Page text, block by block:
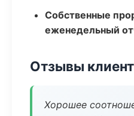
Собственные
еженедельный
Отзывы
Хорошее